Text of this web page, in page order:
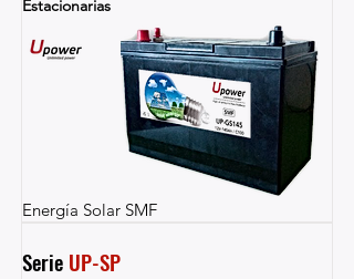
Estacionarias
Energía Solar SMF
Serie UP-SP